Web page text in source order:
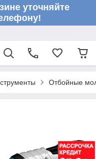
уточняйте
Отбойные